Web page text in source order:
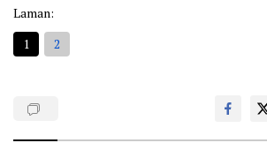
Laman:
1
2